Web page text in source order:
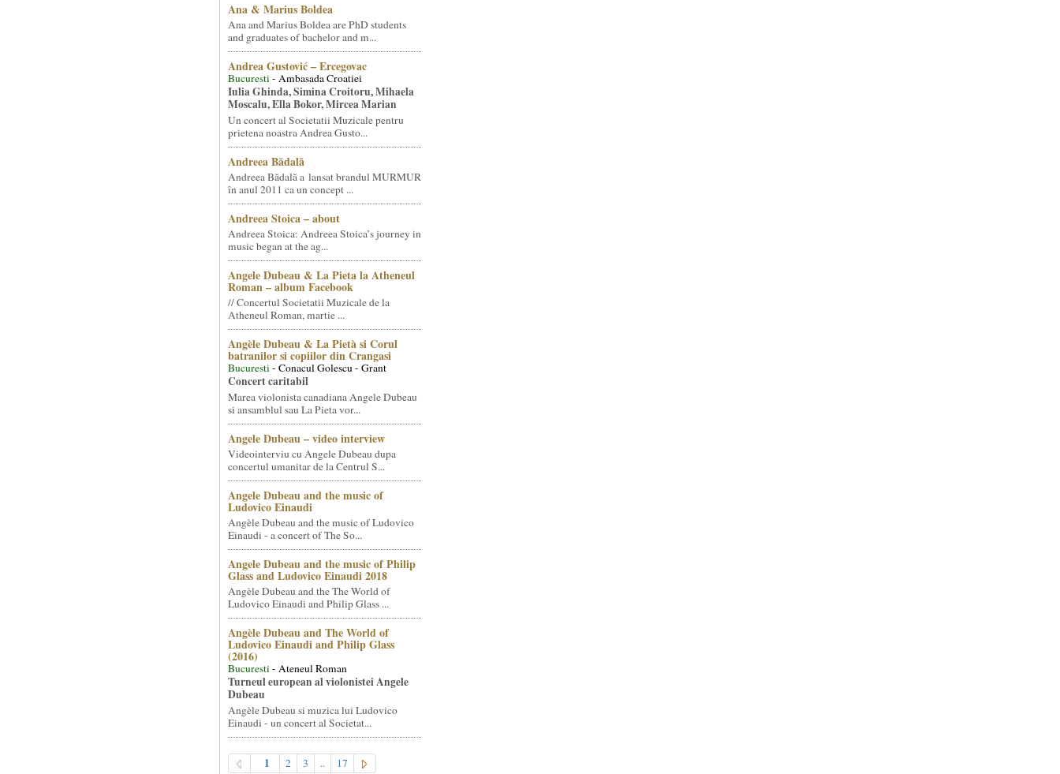
Ana & Marius Boldea
Ana and Marius Boldea are PhD students
and graduates of bachelor and m...
Andrea Gustović – Ercegovac
Bucuresti- Ambasada Croatiei
Iulia Ghinda, Simina Croitoru, Mihaela
Moscalu, Ella Bokor, Mircea Marian
Un concert al Societatii Muzicale pentru
prietena noastra Andrea Gusto...
Andreea Bădală
Andreea Bădală a lansat brandul MURMUR
în anul 2011 ca un concept ...
Andreea Stoica – about
Andreea Stoica: Andreea Stoica’s journey in
music began at the ag...
Angele Dubeau & La Pieta la Atheneul
Roman – album Facebook
// Concertul Societatii Muzicale de la
Atheneul Roman, martie ...
Angèle Dubeau & La Pietà si Corul
batranilor si copiilor din Crangasi
Bucuresti- Conacul Golescu - Grant
Concert caritabil
Marea violonista canadiana Angele Dubeau
si ansamblul sau La Pieta vor...
Angele Dubeau – video interview
Videointerviu cu Angele Dubeau dupa
concertul umanitar de la Centrul S...
Angele Dubeau and the music of
Ludovico Einaudi
Angèle Dubeau and the music of Ludovico
Einaudi - a concert of The So...
Angele Dubeau and the music of Philip
Glass and Ludovico Einaudi 2018
Angèle Dubeau and the The World of
Ludovico Einaudi and Philip Glass ...
Angèle Dubeau and The World of
Ludovico Einaudi and Philip Glass
(2016)
Bucuresti- Ateneul Roman
Turneul european al violonistei Angele
Dubeau
Angèle Dubeau si muzica lui Ludovico
Einaudi - un concert al Societat...
1 2 3 .. 17